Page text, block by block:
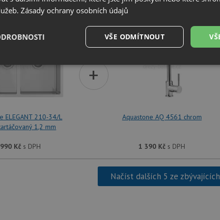
SET Aquastone ELEGANT 210-34/L nerez kartáčovaný
ELEGANT 210-34/L
1,2 mm
Kčs DPH
+
Aquastone AQ 4561 chrom
1 390 Kč s DPH
Načíst dalších 5 ze
Zásady ochrany osobních údajů
VŠE ODMÍTNOUT
Výkonové
Soubory cílení Funkční soubory
soubory Výkonové soubory Funkční soubory
cookie umožňují základní funkce webových stránek, jako je přihlášení uživatele a
nutných souborů cookie správně používat.
Popis